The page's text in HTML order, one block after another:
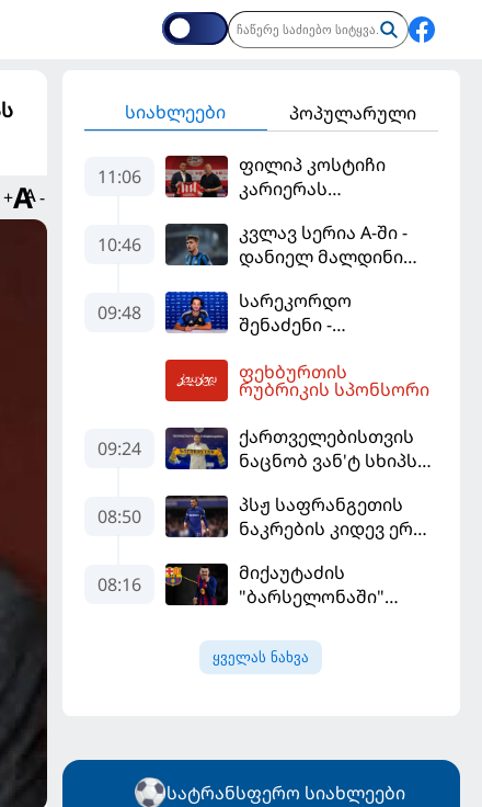
+ -
სიახლეები პოპულარული
11:06
ფილიპ კოსტიჩი
კარიერას
განაგრძობს
10:46
კვლავ სერია A-ში -
დანიელ მალდინი
ღირსებას დაიცავს
09:48
სარეკორდო
შენაძენი -
ლიგის მორიგ გუნდში
გადავიდა
ფეხბურთის
რუბრიკის სპონსორი
09:24
ქართველებისთვის
ნაცნობ ვან'ტ სხიპს
ჩააბარეს
08:50
პსჟ საფრანგეთის
ნაკრების კიდევ ერთი
დამატებას გეგმავს
08:16
მიქაუტაძის
"ბარსელონაში"
უფრო რეალური
ხდება - რაზე ესაუბრა
ყველას ნახვა
სატრანსფერო სიახლეები